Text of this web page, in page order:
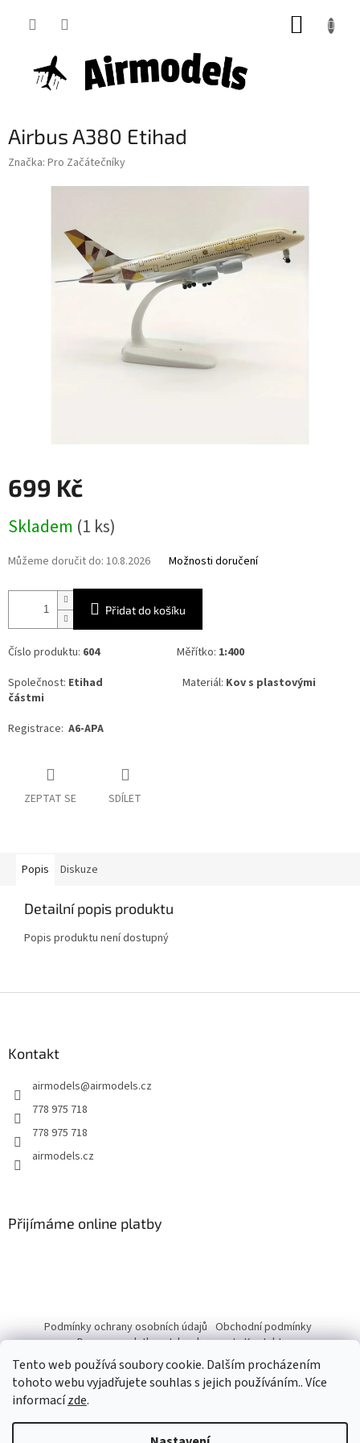
Tento web používá soubory cookie. Dalším procházením
tohoto webu vyjadřujete souhlas s jejich používáním.. Více
informacízde.
Airbus A380 Etihad
Značka: Pro Začátečníky
699 Kč
cena:
Skladem (1 ks)
Můžeme doručit do: 10.8.2026 Možnosti doručení
Přidat do košíku
Číslo produktu: 604 Měřítko: 1:400
Společnost: Etihad Materiál: Kov s plastovými
částmi
Registrace: A6-APA
ZEPTAT SE SDÍLET
Popis Diskuze
Detailní popis produktu
Popis produktu není dostupný
Kontakt
airmodels@airmodels.cz
778 975 718
778 975 718
airmodels.cz
Přijímáme online platby
Podmínky ochrany osobních údajů Obchodní podmínky
Doprava a platba Jak nakupovat Kontakty